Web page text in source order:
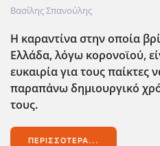
Βασίλης Σπανούλης
Η καραντίνα στην οποία
Ελλάδα, λόγω κορονοϊού,
ευκαιρία για τους παίκτες
παραπάνω δημιουργικό
τους.
ΠΕΡΙΣΣΌΤΕΡΑ...